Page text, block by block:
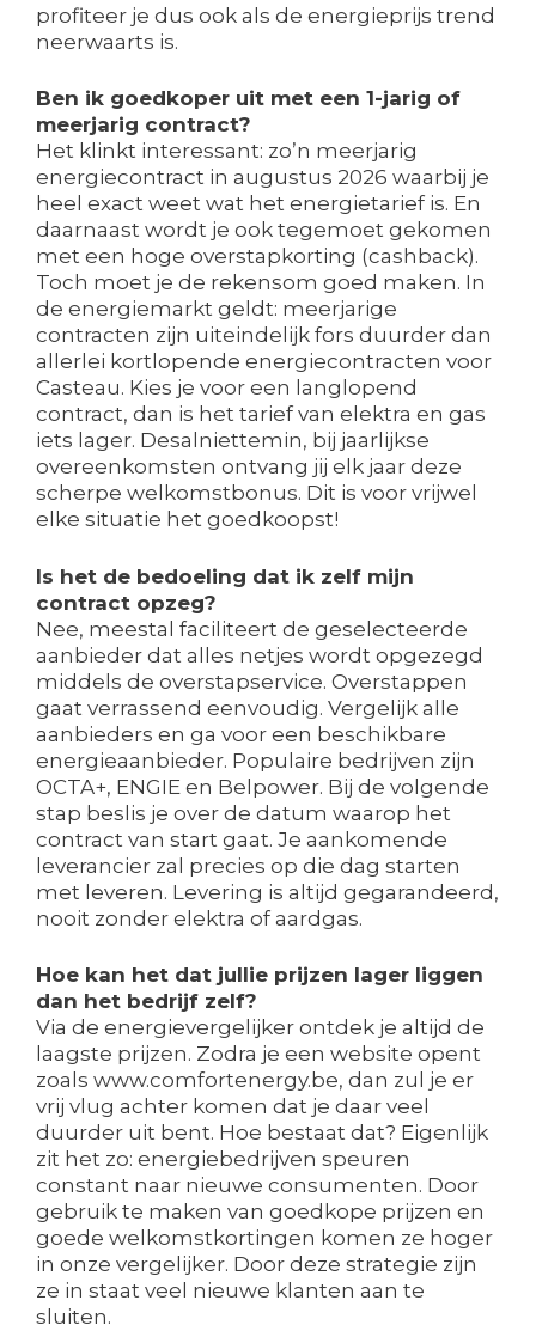
profiteer je dus ook als de energieprijs trend
neerwaarts is.
Ben ik goedkoper uit met een 1-jarig of
meerjarig contract?
Het klinkt interessant: zo’n meerjarig
energiecontract in augustus 2026 waarbij je
heel exact weet wat het energietarief is. En
daarnaast wordt je ook tegemoet gekomen
met een hoge overstapkorting (cashback).
Toch moet je de rekensom goed maken. In
de energiemarkt geldt: meerjarige
contracten zijn uiteindelijk fors duurder dan
allerlei kortlopende energiecontracten voor
Casteau. Kies je voor een langlopend
contract, dan is het tarief van elektra en gas
iets lager. Desalniettemin, bij jaarlijkse
overeenkomsten ontvang jij elk jaar deze
scherpe welkomstbonus. Dit is voor vrijwel
elke situatie het goedkoopst!
Is het de bedoeling dat ik zelf mijn
contract opzeg?
Nee, meestal faciliteert de geselecteerde
aanbieder dat alles netjes wordt opgezegd
middels de overstapservice. Overstappen
gaat verrassend eenvoudig. Vergelijk alle
aanbieders en ga voor een beschikbare
energieaanbieder. Populaire bedrijven zijn
OCTA+, ENGIE en Belpower. Bij de volgende
stap beslis je over de datum waarop het
contract van start gaat. Je aankomende
leverancier zal precies op die dag starten
met leveren. Levering is altijd gegarandeerd,
nooit zonder elektra of aardgas.
Hoe kan het dat jullie prijzen lager liggen
dan het bedrijf zelf?
Via de energievergelijker ontdek je altijd de
laagste prijzen. Zodra je een website opent
zoals www.comfortenergy.be, dan zul je er
vrij vlug achter komen dat je daar veel
duurder uit bent. Hoe bestaat dat? Eigenlijk
zit het zo: energiebedrijven speuren
constant naar nieuwe consumenten. Door
gebruik te maken van goedkope prijzen en
goede welkomstkortingen komen ze hoger
in onze vergelijker. Door deze strategie zijn
ze in staat veel nieuwe klanten aan te
sluiten.